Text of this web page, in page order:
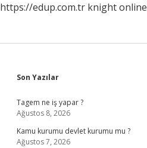
https://edup.com.tr knight online
Sidebar
Son Yazılar
Tagem ne iş yapar ?
Ağustos 8, 2026
Kamu kurumu devlet kurumu mu ?
Ağustos 7, 2026